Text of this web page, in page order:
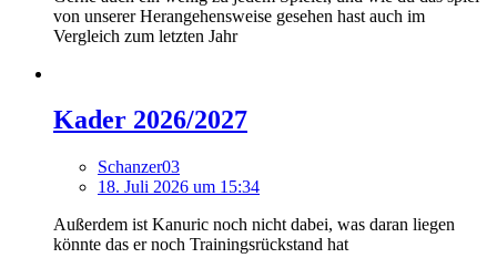
von unserer Herangehensweise gesehen hast auch im
Vergleich zum letzten Jahr
Kader 2026/2027
Schanzer03
18. Juli 2026 um 15:34
Außerdem ist Kanuric noch nicht dabei, was daran liegen
könnte das er noch Trainingsrückstand hat